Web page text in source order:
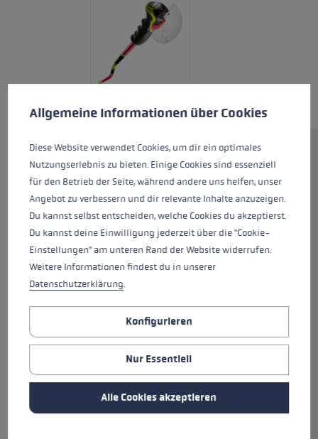
Mit diesem Profi-Stock holst du
das Maximale aus dir raus. Der
robuste Riesenslalom-Stock aus
Aluminium ist mit dem neuen
Trigger 3D-Pro G Griff
ausgestattet. Das neue Trigger
3D-System bietet mehr
Verbindung zwischen
Handschuh und Stock und
verbesserten Bedienkomfort
durch schnelles Ein- und
Ausklicken. Das Flugzeugflügeln
nachempfundene Airfoil-Profil
des Stocks verringert den
Luftwiderstand und optimiert
Allgemeine Informationen über Cookies
Diese Website verwendet Cookies, um dir ein optimales
Nutzungserlebnis zu bieten. Einige Cookies sind essenziell
für den Betrieb der Seite, während andere uns helfen, unser
Angebot zu verbessern und dir relevante Inhalte anzuzeigen.
Du kannst selbst entscheiden, welche Cookies du akzeptierst.
Du kannst deine Einwilligung jederzeit über die "Cookie-
Einstellungen" am unteren Rand der Website widerrufen.
Weitere Informationen findest du in unserer
Datenschutzerklärung.
Konfigurieren
Nur Essentiell
Alle Cookies akzeptieren